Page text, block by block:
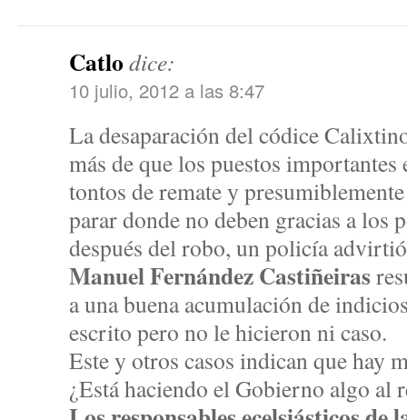
Catlodice:
10 julio, 2012 a las 8:47
La desaparación del códice
más de que los puestos importantes
tontos de remate y
parar donde no deben gracias a los
después del robo, un policía
Manuel Fernández Castiñeiras
a una buena acumulación de
escrito pero no le hicieron ni caso.
Este y otros casos indican que hay
¿Está haciendo el Gobierno algo al